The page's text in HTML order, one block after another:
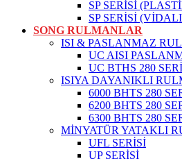
SP SERİSİ
SP SERİSİ
SONG RULMANLAR
ISI & PASLANMAZ
UC AISI
UC BTHS 280
ISIYA DAYANIKLI
6000 BHTS 280
6200 BHTS 280
6300 BHTS 280
MİNYATÜR YATAKLI
UFL SERİSİ
UP SERİSİ